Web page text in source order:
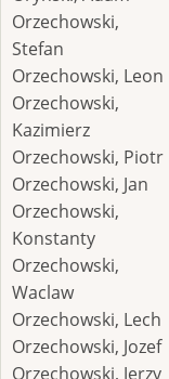
Orzechowski,
Stefan
Orzechowski, Leon
Orzechowski,
Kazimierz
Orzechowski, Piotr
Orzechowski, Jan
Orzechowski,
Konstanty
Orzechowski,
Waclaw
Orzechowski, Lech
Orzechowski, Jozef
Orzechowski, Jerzy